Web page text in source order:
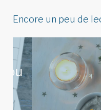
Encore un peu de
Idées
réunir